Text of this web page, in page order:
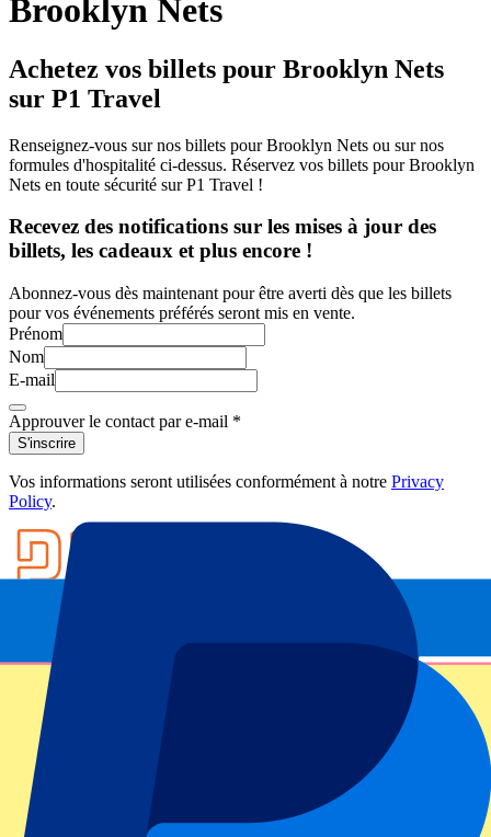
Brooklyn Nets
Achetez vos billets pour Brooklyn Nets
sur P1 Travel
Renseignez-vous sur nos billets pour Brooklyn Nets ou sur nos
formules d'hospitalité ci-dessus. Réservez vos billets pour Brooklyn
Nets en toute sécurité sur P1 Travel !
Recevez des notifications sur les mises à jour des
billets, les cadeaux et plus encore !
Abonnez-vous dès maintenant pour être averti dès que les billets
pour vos événements préférés seront mis en vente.
Prénom
Nom
E-mail
Approuver le contact par e-mail *
S'inscrire
Vos informations seront utilisées conformément à notre Privacy
Policy.
Footer menu
Grands clubs
Manchester United
Manchester City